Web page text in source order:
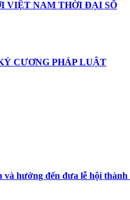
VIỆT NAM THỜI ĐẠI SỐ
CƯƠNG PHÁP LUẬT
hướng đến đưa lễ hội thành